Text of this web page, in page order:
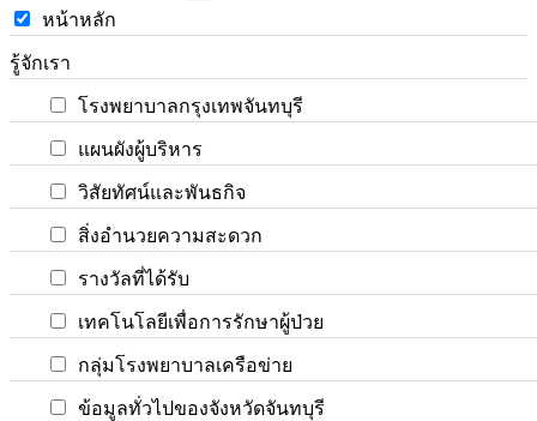
หน้าหลัก
รู้จักเรา
โรงพยาบาลกรุงเทพจันทบุรี
แผนผังผู้บริหาร
วิสัยทัศน์และพันธกิจ
สิ่งอำนวยความสะดวก
รางวัลที่ได้รับ
เทคโนโลยีเพื่อการรักษาผู้ป่วย
กลุ่มโรงพยาบาลเครือข่าย
ข้อมูลทั่วไปของจังหวัดจันทบุรี